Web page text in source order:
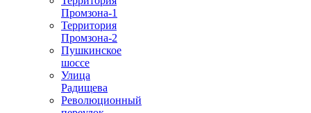
Промзона-1
Территория
Промзона-2
Пушкинское
шоссе
Улица
Радищева
Революционный